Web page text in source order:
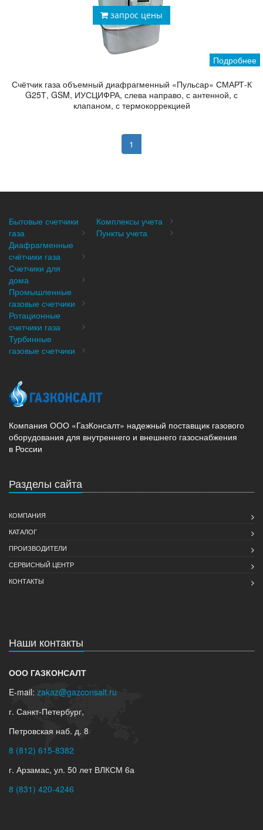
запрос цены
Подробнее
Счётчик газа объемный диафрагменный «Пульсар» СМАРТ-К
G25Т, GSM, ИУСЦИФРА, слева направо, с антенной, с
клапаном, с термокоррекцией
1
Бытовые счетчики
газа
Диафрагменные
счётчики газа
Счетчики для
дома
Промышленные
газовые счетчики
Ротационные
счетчики газа
Турбинные
газовые счетчики
Комплексы учета
Пункты учета
Компания ООО «ГазКонсалт» надежный поставщик газового
оборудования для внутреннего и внешнего газоснабжения
в России
Разделы сайта
КОМПАНИЯ
КАТАЛОГ
ПРОИЗВОДИТЕЛИ
СЕРВИСНЫЙ ЦЕНТР
КОНТАКТЫ
Наши контакты
ООО ГАЗКОНСАЛТ
E-mail: zakaz@gazconsalt.ru
г. Санкт-Петербург,
Петровская наб. д. 8
8 (812) 615-8382
г. Арзамас, ул. 50 лет ВЛКСМ 6а
8 (831) 420-4246